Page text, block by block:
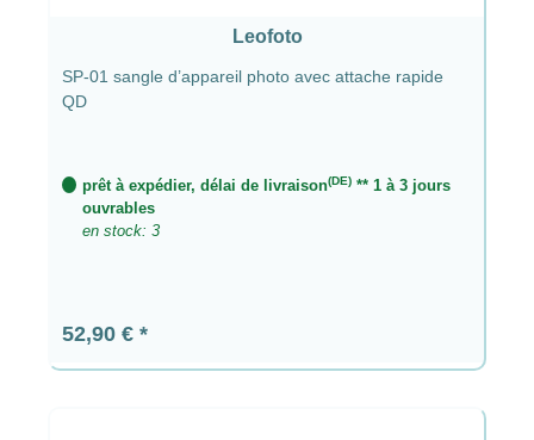
Leofoto
SP-01 sangle d’appareil photo avec attache rapide
QD
prêt à expédier, délai de livraison(DE) ** 1 à 3 jours
ouvrables
en stock: 3
Prix régulier :
52,90 €